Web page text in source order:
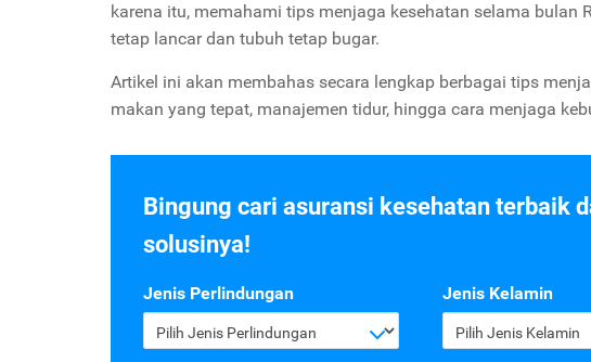
karena itu, memahami tips menjaga kesehatan selama bulan
tetap lancar dan tubuh tetap bugar.
Artikel ini akan membahas secara lengkap berbagai tips
makan yang tepat, manajemen tidur, hingga cara menjaga
Bingung cari asuransi kesehatan terbaik
solusinya!
Jenis Perlindungan
Pilih Jenis Perlindungan
Jenis Kelamin
Pilih Jenis Kelamin